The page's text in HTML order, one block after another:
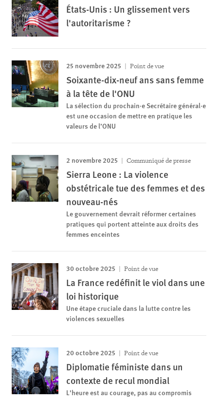
États-Unis : Un glissement vers
l'autoritarisme ?
25 novembre 2025 Point de vue
Soixante-dix-neuf ans sans femme
à la tête de l'ONU
La sélection du prochain·e Secrétaire général·e
est une occasion de mettre en pratique les
valeurs de l’ONU
2 novembre 2025 Communiqué de presse
Sierra Leone : La violence
obstétricale tue des femmes et des
nouveau-nés
Le gouvernement devrait réformer certaines
pratiques qui portent atteinte aux droits des
femmes enceintes
30 octobre 2025 Point de vue
La France redéfinit le viol dans une
loi historique
Une étape cruciale dans la lutte contre les
violences sexuelles
20 octobre 2025 Point de vue
Diplomatie féministe dans un
contexte de recul mondial
L'heure est au courage, pas au compromis